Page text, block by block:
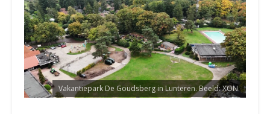
Vakantiepark De Goudsberg in Lunteren. Beeld: XON.